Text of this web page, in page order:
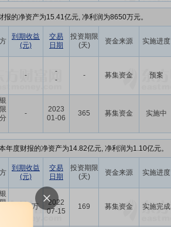
报的净资产为15.41亿元, 净利润为8650万元。
到期收益
(元)
交易
日期
投资期限
(天)
资金来源 实施进度
-
-
-
- 募集资金 预案
-
2023
01-06
365 募集资金 实施中
年度财报的净资产为14.82亿元, 净利润为1.10亿元。
到期收益
(元)
交易
日期
投资期限
(天)
资金来源 实施进度
205.1万
2022
07-15
169 募集资金 实施完成